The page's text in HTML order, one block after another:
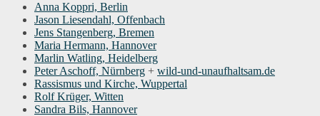
Anna Koppri, Berlin
Jason Liesendahl, Offenbach
Jens Stangenberg, Bremen
Maria Hermann, Hannover
Marlin Watling, Heidelberg
Peter Aschoff, Nürnberg + wild-und-unaufhaltsam.de
Rassismus und Kirche, Wuppertal
Rolf Krüger, Witten
Sandra Bils, Hannover